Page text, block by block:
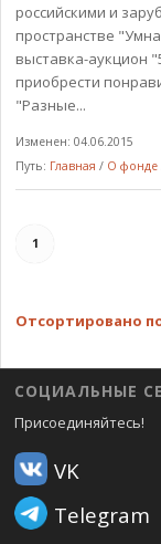
российскими и
пространстве
выставка-аукцион
приобрести
"Разные...
Изменен: 04.06.2015
Путь: Главная / О фонде
1
Отсортировано
СОЦИАЛЬНЫЕ
Присоединяйтесь!
VK
Telegram